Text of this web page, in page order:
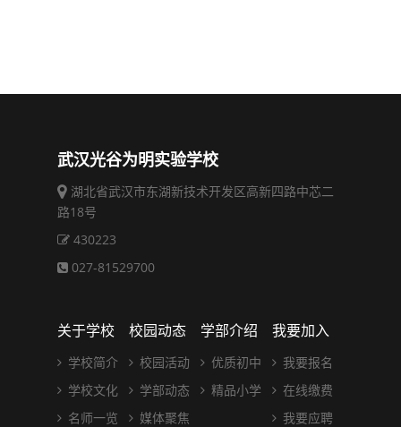
武汉光谷为明实验学校
湖北省武汉市东湖新技术开发区高新四路中芯二
路18号
430223
027-81529700
关于学校
学校简介
学校文化
名师一览
校园动态
校园活动
学部动态
媒体聚焦
学部介绍
优质初中
精品小学
我要加入
我要报名
在线缴费
我要应聘